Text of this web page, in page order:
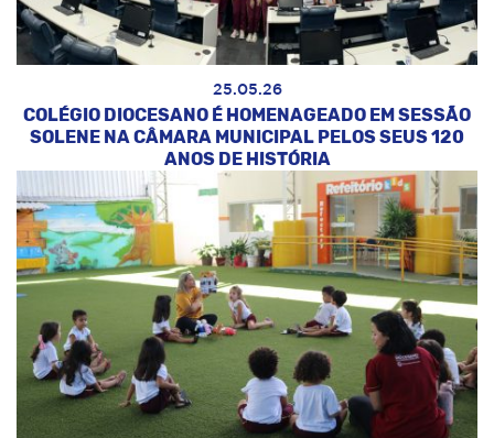
25.05.26
COLÉGIO DIOCESANO É HOMENAGEADO EM SESSÃO
SOLENE NA CÂMARA MUNICIPAL PELOS SEUS 120
ANOS DE HISTÓRIA